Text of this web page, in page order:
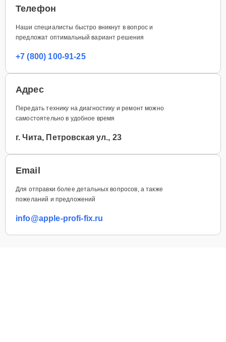
Телефон
Наши специалисты быстро вникнут в вопрос и
предложат оптимальный вариант решения
+7 (800) 100-91-25
Адрес
Передать технику на диагностику и ремонт можно
самостоятельно в удобное время
г. Чита, Петровская ул., 23
Email
Для отправки более детальных вопросов, а также
пожеланий и предложений
info@apple-profi-fix.ru